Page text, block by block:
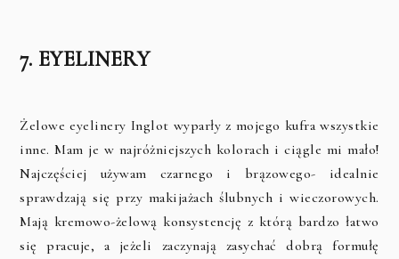
7. EYELINERY
Żelowe eyelinery Inglot wyparły z mojego kufra wszystkie
inne. Mam je w najróżniejszych kolorach i ciągle mi mało!
Najczęściej używam czarnego i brązowego- idealnie
sprawdzają się przy makijażach ślubnych i wieczorowych.
Mają kremowo-żelową konsystencję z którą bardzo łatwo
się pracuje, a jeżeli zaczynają zasychać dobrą formułę